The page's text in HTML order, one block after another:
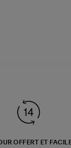
OFFERT ET